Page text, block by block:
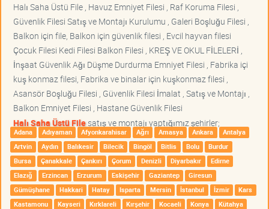
Halı Saha Üstü File , Havuz Emniyet Filesi , Raf Koruma Filesi ,
Güvenlik Filesi Satış ve Montajı Kurulumu , Galeri Boşluğu Filesi ,
Balkon için file, Balkon için güvenlik filesi , Evcil hayvan filesi
Çocuk Filesi Kedi Filesi Balkon Filesi , KREŞ VE OKUL FİLELERİ ,
İnşaat Güvenlik Ağı Düşme Durdurma Emniyet Filesi , Fabrika içi
kuş konmaz filesi, Fabrika ve binalar için kuşkonmaz filesi ,
Asansör Boşluğu Filesi , Güvenlik Filesi İmalat , Satış ve Montajı ,
Balkon Emniyet Filesi , Hastane Güvenlik Filesi
Halı Saha Üstü Filesatış ve montajı yaptığımız şehirler;
Adana Adıyaman Afyonkarahisar Ağrı Amasya Ankara
Antalya
Artvin
Aydın Balıkesir Bilecik Bingöl Bitlis Bolu
Burdur
Bursa
Çanakkale Çankırı Çorum Denizli Diyarbakır
Edirne
Elazığ
Erzincan Erzurum Eskişehir Gaziantep
Giresun
Gümüşhane
Hakkari Hatay Isparta Mersin İstanbul İzmir
Kars
Kastamonu
Kayseri Kırklareli Kırşehir Kocaeli Konya
Kütahya